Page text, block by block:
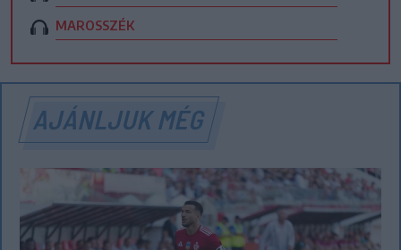
MAROSSZÉK
AJÁNLJUK MÉG